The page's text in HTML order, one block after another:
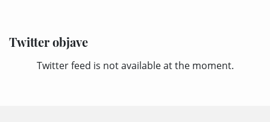
Twitter objave
Twitter feed is not available at the moment.